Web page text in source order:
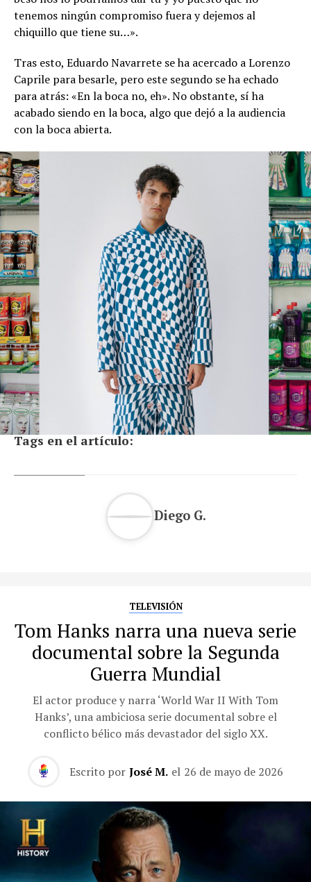
tenemos ningún compromiso fuera y dejemos al
chiquillo que tiene su…».
Tras esto, Eduardo Navarrete se ha acercado a Lorenzo
Caprile para besarle, pero este segundo se ha echado
para atrás: «En la boca no, eh». No obstante, sí ha
acabado siendo en la boca, algo que dejó a la audiencia
con la boca abierta.
Tags en el artículo:
Diego G.
TELEVISIÓN
Tom Hanks narra una nueva serie
documental sobre la Segunda
Guerra Mundial
El actor produce y narra ‘World War II With Tom
Hanks’, una ambiciosa serie documental sobre el
conflicto bélico más devastador del siglo XX.
Escrito por José M. el 26 de mayo de 2026